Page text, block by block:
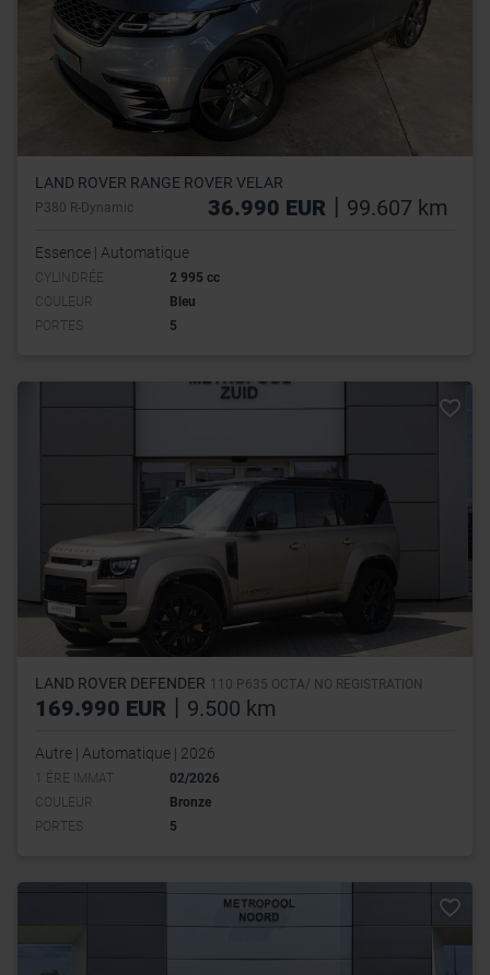
LAND ROVER RANGE ROVER VELAR
P380 R-Dynamic 36.990 EUR | 99.607 km
Essence | Automatique
CYLINDRÉE
2 995 cc
COULEUR
Bleu
PORTES
5
LAND ROVER DEFENDER 110 P635 OCTA/ NO REGISTRATION
169.990 EUR | 9.500 km
Autre | Automatique | 2026
1 ÉRE IMMAT
02/2026
COULEUR
Bronze
PORTES
5